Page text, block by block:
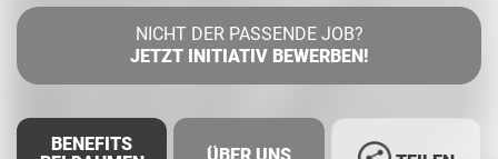
NICHT DER PASSENDE JOB?
JETZT INITIATIV BEWERBEN!
BENEFITS
ÜBER UNS